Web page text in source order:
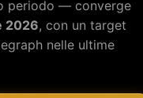
periodo — converge
2026, con un target
nelle ultime